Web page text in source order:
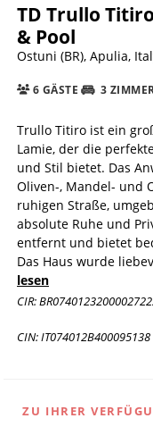
TD Trullo
& Pool
Ostuni (BR), Apulia,
6 GÄSTE 3
Trullo Titiro ist ein
Lamie, der die
und Stil bietet. Das
Oliven-, Mandel- und
ruhigen Straße,
absolute Ruhe und
entfernt und bietet
Das Haus wurde
lesen
CIR:
CIN: IT074012B400095138
ZU IHRER